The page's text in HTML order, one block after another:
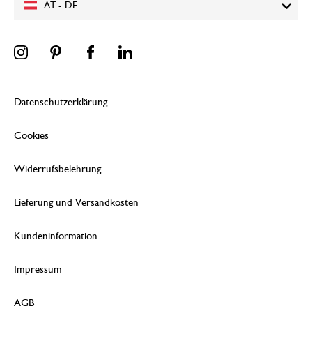
AT - DE
Datenschutzerklärung
Cookies
Widerrufsbelehrung
Lieferung und Versandkosten
Kundeninformation
Impressum
AGB